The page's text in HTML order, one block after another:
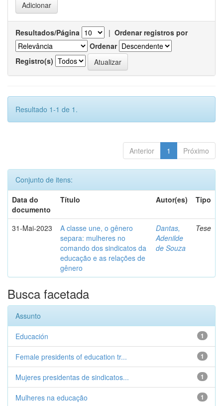
Resultados/Página | Ordenar registros por
Ordenar
Registro(s)
Resultado 1-1 de 1.
Anterior 1 Próximo
Conjunto de itens:
Data do
documento
Título Autor(es) Tipo
31-Mai-2023
A classe une, o gênero
separa: mulheres no
comando dos sindicatos da
educação e as relações de
gênero
Dantas,
Adenilde
de Souza
Tese
Busca facetada
Assunto
1
Educación
1
Female presidents of education tr...
1
Mujeres presidentas de sindicatos...
1
Mulheres na educação